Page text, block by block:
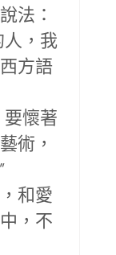
法：
人，我
方語
要懷著
術，
和愛
，不